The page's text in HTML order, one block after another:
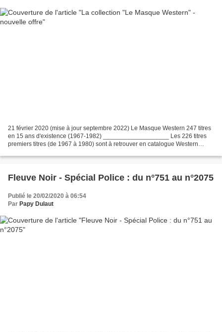
21 février 2020 (mise à jour septembre 2022) Le Masque Western 247 titres
en 15 ans d'existence (1967-1982) ___________________ Les 226 titres
premiers titres (de 1967 à 1980) sont à retrouver en catalogue Western
Fleuve Noir - Spécial Police : du n°751 au n°2075
Publié le 20/02/2020 à 06:54
Par Papy Dulaut